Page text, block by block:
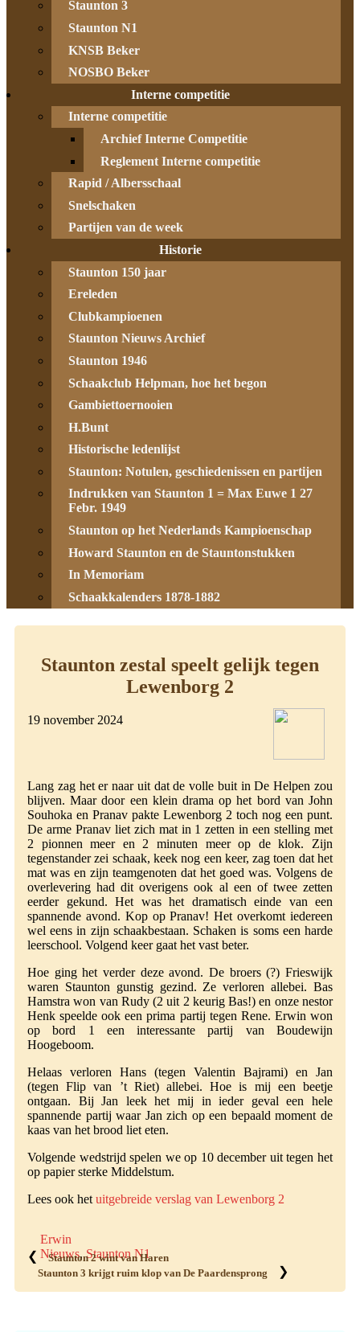
Staunton 3
Staunton N1
KNSB Beker
NOSBO Beker
Interne competitie
Interne competitie
Archief Interne Competitie
Reglement Interne competitie
Rapid / Albersschaal
Snelschaken
Partijen van de week
Historie
Staunton 150 jaar
Ereleden
Clubkampioenen
Staunton Nieuws Archief
Staunton 1946
Schaakclub Helpman, hoe het begon
Gambiettoernooien
H.Bunt
Historische ledenlijst
Staunton: Notulen, geschiedenissen en partijen
Indrukken van Staunton 1 = Max Euwe 1 27
Febr. 1949
Staunton op het Nederlands Kampioenschap
Howard Staunton en de Stauntonstukken
In Memoriam
Schaakkalenders 1878-1882
Staunton zestal speelt gelijk tegen
Lewenborg 2
19 november 2024
Lang zag het er naar uit dat de volle buit in De Helpen zou
blijven. Maar door een klein drama op het bord van John
Souhoka en Pranav pakte Lewenborg 2 toch nog een punt.
De arme Pranav liet zich mat in 1 zetten in een stelling met
2 pionnen meer en 2 minuten meer op de klok. Zijn
tegenstander zei schaak, keek nog een keer, zag toen dat het
mat was en zijn teamgenoten dat het goed was. Volgens de
overlevering had dit overigens ook al een of twee zetten
eerder gekund. Het was het dramatisch einde van een
spannende avond. Kop op Pranav! Het overkomt iedereen
wel eens in zijn schaakbestaan. Schaken is soms een harde
leerschool. Volgend keer gaat het vast beter.
Hoe ging het verder deze avond. De broers (?) Frieswijk
waren Staunton gunstig gezind. Ze verloren allebei. Bas
Hamstra won van Rudy (2 uit 2 keurig Bas!) en onze nestor
Henk speelde ook een prima partij tegen Rene. Erwin won
op bord 1 een interessante partij van Boudewijn
Hoogeboom.
Helaas verloren Hans (tegen Valentin Bajrami) en Jan
(tegen Flip van ’t Riet) allebei. Hoe is mij een beetje
ontgaan. Bij Jan leek het mij in ieder geval een hele
spannende partij waar Jan zich op een bepaald moment de
kaas van het brood liet eten.
Volgende wedstrijd spelen we op 10 december uit tegen het
op papier sterke Middelstum.
Lees ook hetuitgebreide verslag van Lewenborg 2
Erwin
Nieuws,Staunton N1
❮
Staunton 2 wint van Haren
Staunton 3 krijgt ruim klop van De Paardensprong
❯